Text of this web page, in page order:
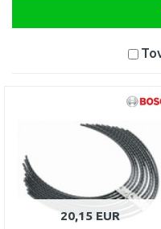
20,15 EUR